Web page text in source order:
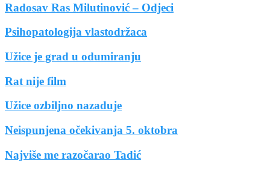
Radosav Ras Milutinović – Odjeci
Psihopatologija vlastodržaca
Užice je grad u odumiranju
Rat nije film
Užice ozbiljno nazaduje
Neispunjena očekivanja 5. oktobra
Najviše me razočarao Tadić